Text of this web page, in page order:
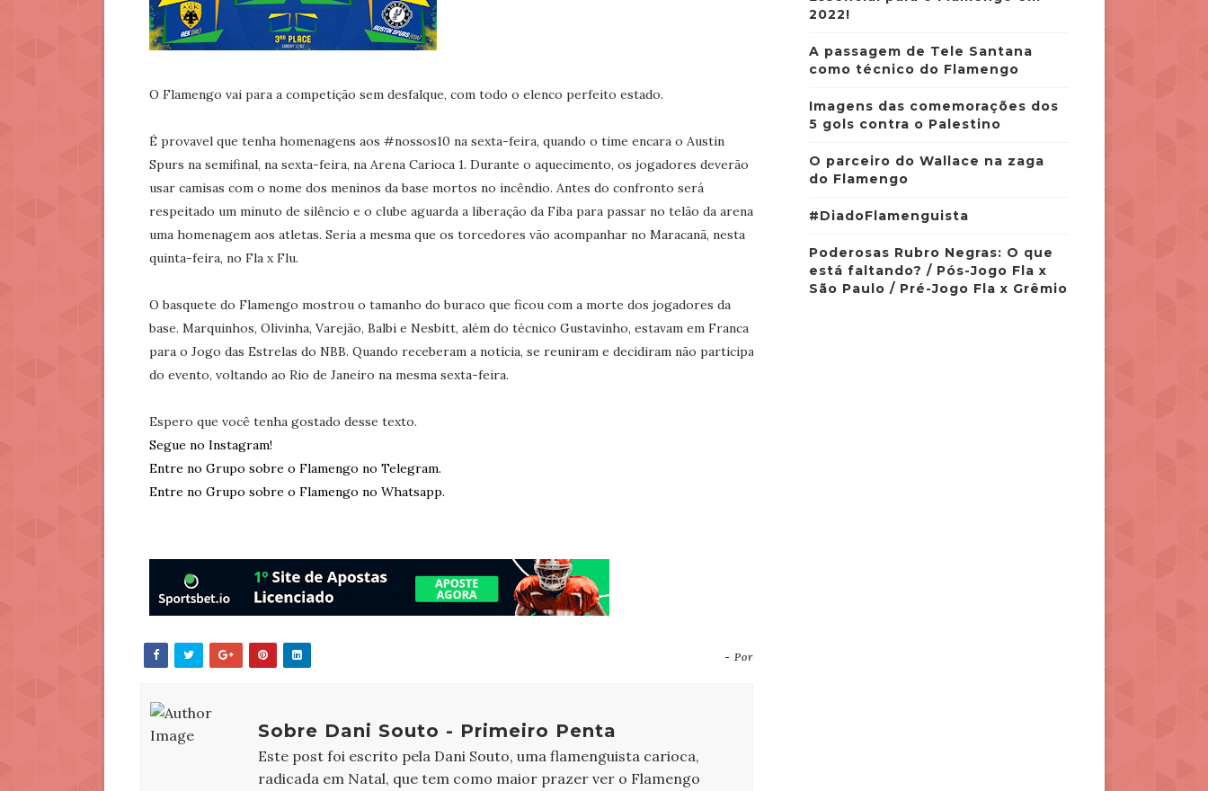
O Flamengo vai para a competição sem desfalque, com todo o elenco perfeito estado.
É provavel que tenha homenagens aos #nossos10 na sexta-feira, quando o time encara o Austin
Spurs na semifinal, na sexta-feira, na Arena Carioca 1. Durante o aquecimento, os jogadores deverão
usar camisas com o nome dos meninos da base mortos no incêndio. Antes do confronto será
respeitado um minuto de silêncio e o clube aguarda a liberação da Fiba para passar no telão da arena
uma homenagem aos atletas. Seria a mesma que os torcedores vão acompanhar no Maracanã, nesta
quinta-feira, no Fla x Flu.
O basquete do Flamengo mostrou o tamanho do buraco que ficou com a morte dos jogadores da
base. Marquinhos, Olivinha, Varejão, Balbi e Nesbitt, além do técnico Gustavinho, estavam em Franca
para o Jogo das Estrelas do NBB. Quando receberam a notícia, se reuniram e decidiram não participar
do evento, voltando ao Rio de Janeiro na mesma sexta-feira.
Espero que você tenha gostado desse texto.
Segue no Instagram!
Entre no Grupo sobre o Flamengo no Telegram.
Entre no Grupo sobre o Flamengo no Whatsapp.
- Por
Sobre Dani Souto - Primeiro Penta
Este post foi escrito pela Dani Souto, uma flamenguista carioca,
radicada em Natal, que tem como maior prazer ver o Flamengo
2022!
A passagem de Tele Santana
como técnico do Flamengo
Imagens das comemorações dos
5 gols contra o Palestino
O parceiro do Wallace na zaga
do Flamengo
#DiadoFlamenguista
Poderosas Rubro Negras: O que
está faltando? / Pós-Jogo Fla x
São Paulo / Pré-Jogo Fla x Grêmio